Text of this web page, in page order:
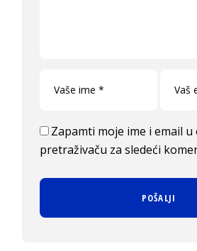
Zapamti moje ime i email u
pretraživaču za sledeći